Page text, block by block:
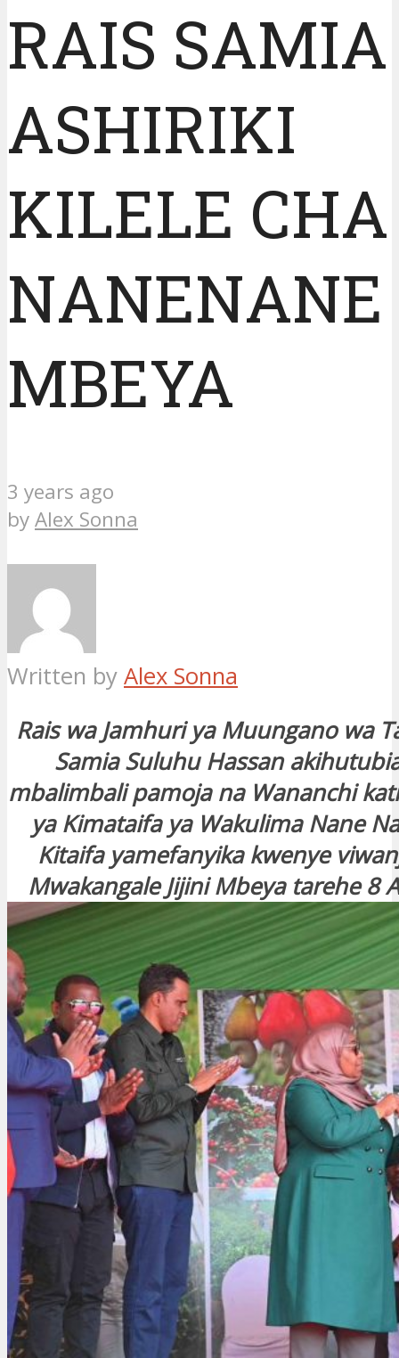
RAIS SAMIA
ASHIRIKI
KILELE CHA
NANENANE
MBEYA
3 years ago
byAlex Sonna
Written by Alex Sonna
Rais wa Jamhuri ya Muungano wa
Samia Suluhu Hassan
mbalimbali pamoja na Wananchi
ya Kimataifa ya Wakulima Nane
Kitaifa yamefanyika kwenye
Mwakangale Jijini Mbeya tarehe 8